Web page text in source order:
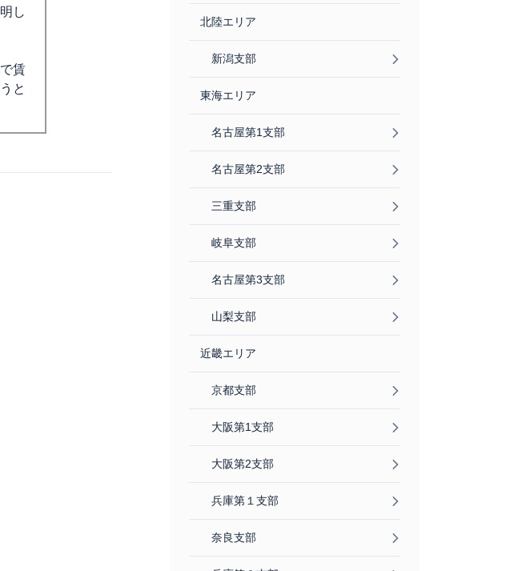
し
賃
と
す
北陸エリア
新潟支部
東海エリア
名古屋第1支部
名古屋第2支部
三重支部
岐阜支部
名古屋第3支部
山梨支部
近畿エリア
京都支部
大阪第1支部
大阪第2支部
兵庫第１支部
奈良支部